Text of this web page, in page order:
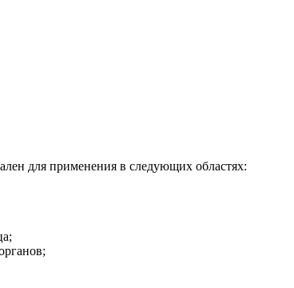
для применения в следующих областях: